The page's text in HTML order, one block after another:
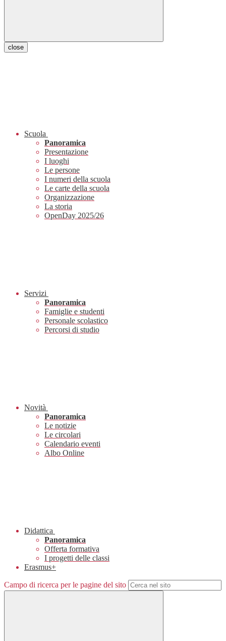
close
Scuola
Panoramica
Presentazione
I luoghi
Le persone
I numeri della scuola
Le carte della scuola
Organizzazione
La storia
OpenDay 2025/26
Servizi
Panoramica
Famiglie e studenti
Personale scolastico
Percorsi di studio
Novità
Panoramica
Le notizie
Le circolari
Calendario eventi
Albo Online
Didattica
Panoramica
Offerta formativa
I progetti delle classi
Erasmus+
Campo di ricerca per le pagine del sito